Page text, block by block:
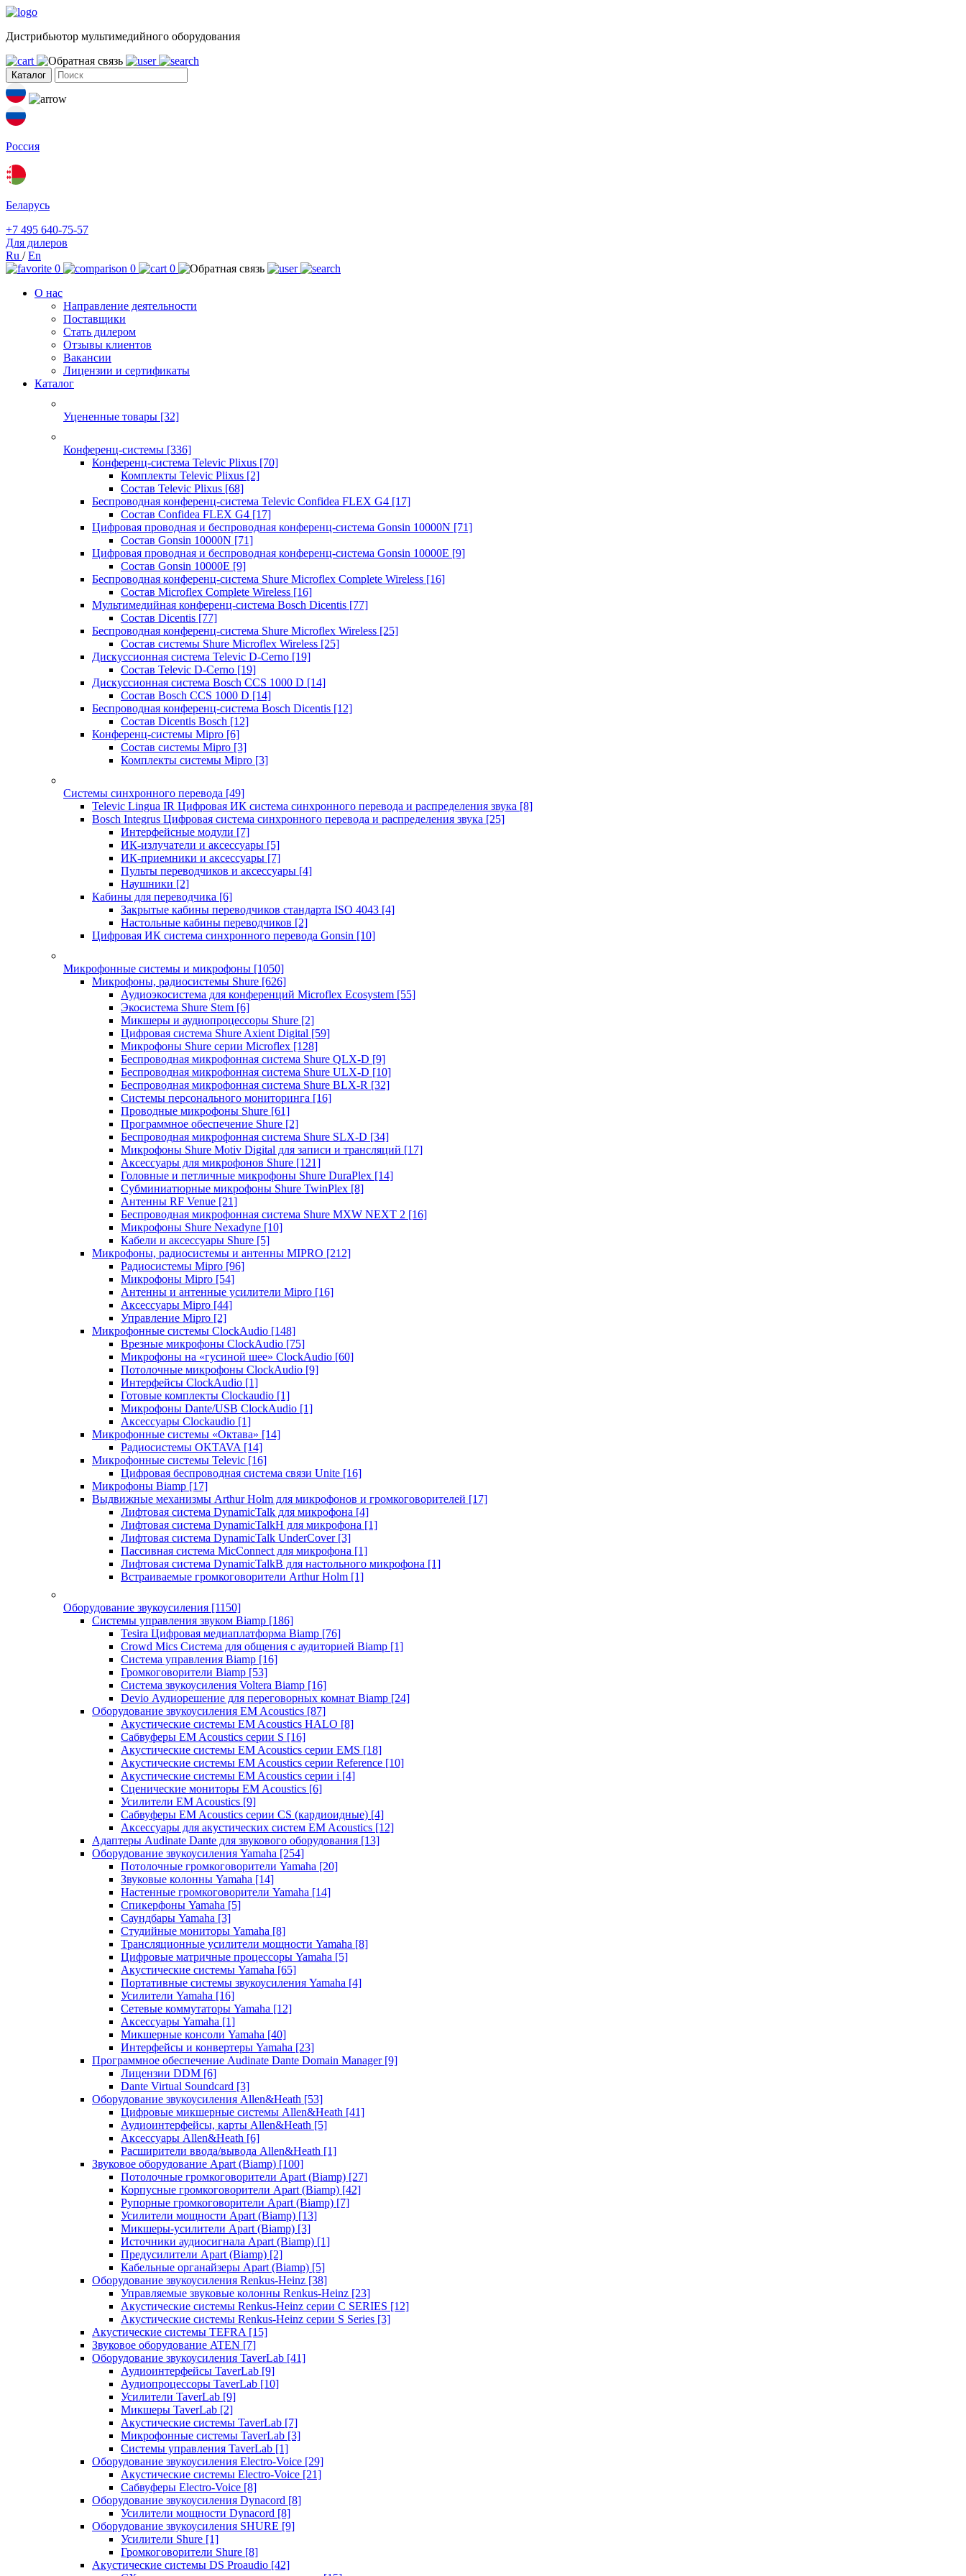
Дистрибьютор мультимедийного оборудования
Каталог
Россия
Беларусь
+7 495 640-75-57
Для дилеров
Ru /En
0
0
0
О нас
Направление деятельности
Поставщики
Стать дилером
Отзывы клиентов
Вакансии
Лицензии и сертификаты
Каталог
Уцененные товары [32]
Конференц-системы [336]
Конференц-система Televic Plixus [70]
Комплекты Televic Plixus [2]
Состав Televic Plixus [68]
Беспроводная конференц-система Televic Confidea FLEX G4 [17]
Состав Confidea FLEX G4 [17]
Цифровая проводная и беспроводная конференц-система Gonsin 10000N [71]
Состав Gonsin 10000N [71]
Цифровая проводная и беспроводная конференц-система Gonsin 10000E [9]
Состав Gonsin 10000E [9]
Беспроводная конференц-система Shure Microflex Complete Wireless [16]
Состав Microflex Complete Wireless [16]
Мультимедийная конференц-система Bosch Dicentis [77]
Состав Dicentis [77]
Беспроводная конференц-система Shure Microflex Wireless [25]
Состав системы Shure Microflex Wireless [25]
Дискуссионная система Televic D-Cerno [19]
Состав Televic D-Cerno [19]
Дискуссионная система Bosch CCS 1000 D [14]
Состав Bosch CCS 1000 D [14]
Беспроводная конференц-система Bosch Dicentis [12]
Состав Dicentis Bosch [12]
Конференц-системы Mipro [6]
Состав системы Mipro [3]
Комплекты системы Mipro [3]
Системы синхронного перевода [49]
Televic Lingua IR Цифровая ИК система синхронного перевода и распределения звука [8]
Bosch Integrus Цифровая система синхронного перевода и распределения звука [25]
Интерфейсные модули [7]
ИК-излучатели и аксессуары [5]
ИК-приемники и аксессуары [7]
Пульты переводчиков и аксессуары [4]
Наушники [2]
Кабины для переводчика [6]
Закрытые кабины переводчиков стандарта ISO 4043 [4]
Настольные кабины переводчиков [2]
Цифровая ИК система синхронного перевода Gonsin [10]
Микрофонные системы и микрофоны [1050]
Микрофоны, радиосистемы Shure [626]
Аудиоэкосистема для конференций Microflex Ecosystem [55]
Экосистема Shure Stem [6]
Микшеры и аудиопроцессоры Shure [2]
Цифровая система Shure Axient Digital [59]
Микрофоны Shure серии Microflex [128]
Беспроводная микрофонная система Shure QLX-D [9]
Беспроводная микрофонная система Shure ULX-D [10]
Беспроводная микрофонная система Shure BLX-R [32]
Системы персонального мониторинга [16]
Проводные микрофоны Shure [61]
Программное обеспечение Shure [2]
Беспроводная микрофонная система Shure SLX-D [34]
Микрофоны Shure Motiv Digital для записи и трансляций [17]
Аксессуары для микрофонов Shure [121]
Головные и петличные микрофоны Shure DuraPlex [14]
Субминиатюрные микрофоны Shure TwinPlex [8]
Антенны RF Venue [21]
Беспроводная микрофонная система Shure MXW NEXT 2 [16]
Микрофоны Shure Nexadyne [10]
Кабели и аксессуары Shure [5]
Микрофоны, радиосистемы и антенны MIPRO [212]
Радиосистемы Mipro [96]
Микрофоны Mipro [54]
Антенны и антенные усилители Mipro [16]
Аксессуары Mipro [44]
Управление Mipro [2]
Микрофонные системы ClockAudio [148]
Врезные микрофоны ClockAudio [75]
Микрофоны на «гусиной шее» ClockAudio [60]
Потолочные микрофоны ClockAudio [9]
Интерфейсы ClockAudio [1]
Готовые комплекты Clockaudio [1]
Микрофоны Dante/USB ClockAudio [1]
Аксессуары Clockaudio [1]
Микрофонные системы «Октава» [14]
Радиосистемы OKTAVA [14]
Микрофонные системы Televic [16]
Цифровая беспроводная система связи Unite [16]
Микрофоны Biamp [17]
Выдвижные механизмы Arthur Holm для микрофонов и громкоговорителей [17]
Лифтовая система DynamicTalk для микрофона [4]
Лифтовая система DynamicTalkH для микрофона [1]
Лифтовая система DynamicTalk UnderCover [3]
Пассивная система MicConnect для микрофона [1]
Лифтовая система DynamicTalkB для настольного микрофона [1]
Встраиваемые громкоговорители Arthur Holm [1]
Оборудование звукоусиления [1150]
Системы управления звуком Biamp [186]
Tesira Цифровая медиаплатформа Biamp [76]
Crowd Mics Система для общения с аудиторией Biamp [1]
Система управления Biamp [16]
Громкоговорители Biamp [53]
Система звукоусиления Voltera Biamp [16]
Devio Аудиорешение для переговорных комнат Biamp [24]
Оборудование звукоусиления EM Acoustics [87]
Акустические системы EM Acoustics HALO [8]
Сабвуферы EM Acoustics серии S [16]
Акустические системы EM Acoustics серии EMS [18]
Акустические системы EM Acoustics серии Reference [10]
Акустические системы EM Acoustics серии i [4]
Сценические мониторы EM Acoustics [6]
Усилители EM Acoustics [9]
Сабвуферы EM Acoustics серии CS (кардиоидные) [4]
Аксессуары для акустических систем EM Acoustics [12]
Адаптеры Audinate Dante для звукового оборудования [13]
Оборудование звукоусиления Yamaha [254]
Потолочные громкоговорители Yamaha [20]
Звуковые колонны Yamaha [14]
Настенные громкоговорители Yamaha [14]
Спикерфоны Yamaha [5]
Саундбары Yamaha [3]
Студийные мониторы Yamaha [8]
Трансляционные усилители мощности Yamaha [8]
Цифровые матричные процессоры Yamaha [5]
Акустические системы Yamaha [65]
Портативные системы звукоусиления Yamaha [4]
Усилители Yamaha [16]
Сетевые коммутаторы Yamaha [12]
Аксессуары Yamaha [1]
Микшерные консоли Yamaha [40]
Интерфейсы и конвертеры Yamaha [23]
Программное обеспечение Audinate Dante Domain Manager [9]
Лицензии DDM [6]
Dante Virtual Soundcard [3]
Оборудование звукоусиления Allen&Heath [53]
Цифровые микшерные системы Allen&Heath [41]
Аудиоинтерфейсы, карты Allen&Heath [5]
Аксессуары Allen&Heath [6]
Расширители ввода/вывода Allen&Heath [1]
Звуковое оборудование Apart (Biamp) [100]
Потолочные громкоговорители Apart (Biamp) [27]
Корпусные громкоговорители Apart (Biamp) [42]
Рупорные громкоговорители Apart (Biamp) [7]
Усилители мощности Apart (Biamp) [13]
Микшеры-усилители Apart (Biamp) [3]
Источники аудиосигнала Apart (Biamp) [1]
Предусилители Apart (Biamp) [2]
Кабельные органайзеры Apart (Biamp) [5]
Оборудование звукоусиления Renkus-Heinz [38]
Управляемые звуковые колонны Renkus-Heinz [23]
Акустические системы Renkus-Heinz серии C SERIES [12]
Акустические системы Renkus-Heinz серии S Series [3]
Акустические системы TEFRA [15]
Звуковое оборудование ATEN [7]
Оборудование звукоусиления TaverLab [41]
Аудиоинтерфейсы TaverLab [9]
Аудиопроцессоры TaverLab [10]
Усилители TaverLab [9]
Микшеры TaverLab [2]
Акустические системы TaverLab [7]
Микрофонные системы TaverLab [3]
Системы управления TaverLab [1]
Оборудование звукоусиления Electro-Voice [29]
Акустические системы Electro-Voice [21]
Сабвуферы Electro-Voice [8]
Оборудование звукоусиления Dynacord [8]
Усилители мощности Dynacord [8]
Оборудование звукоусиления SHURE [9]
Усилители Shure [1]
Громкоговорители Shure [8]
Акустические системы DS Proaudio [42]